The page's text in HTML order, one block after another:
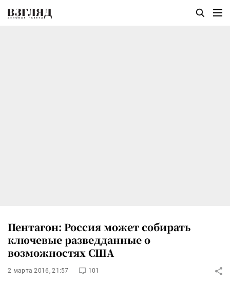
Пентагон: Россия может собирать
ключевые разведданные о
возможностях США
2 марта 2016, 21:57 101